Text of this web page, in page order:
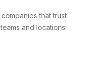
that trust
and locations.